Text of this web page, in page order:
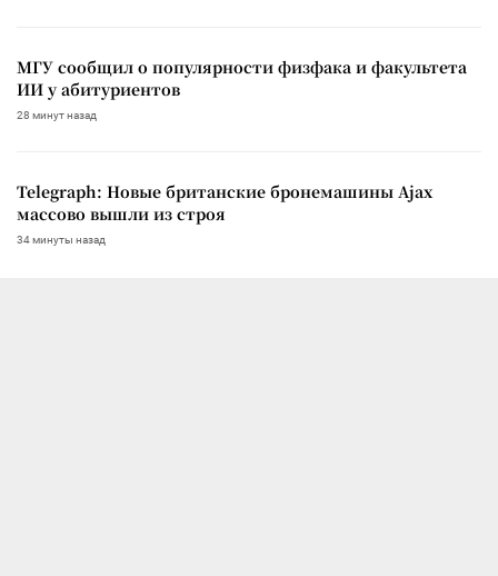
МГУ сообщил о популярности физфака и факультета
ИИ у абитуриентов
28 минут назад
Telegraph: Новые британские бронемашины Ajax
массово вышли из строя
34 минуты назад